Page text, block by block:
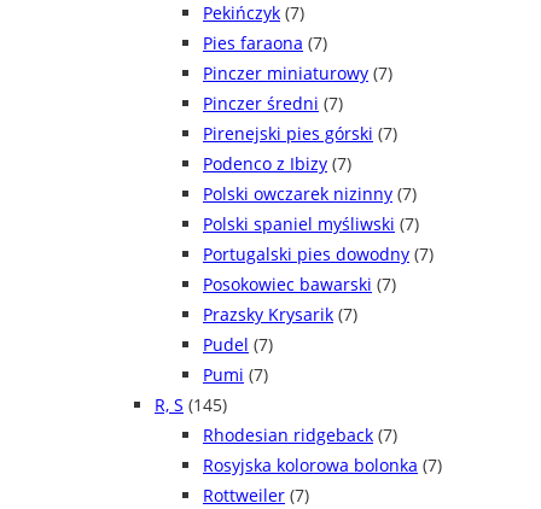
Pekińczyk (7)
Pies faraona (7)
Pinczer miniaturowy (7)
Pinczer średni (7)
Pirenejski pies górski (7)
Podenco z Ibizy (7)
Polski owczarek nizinny (7)
Polski spaniel myśliwski (7)
Portugalski pies dowodny (7)
Posokowiec bawarski (7)
Prazsky Krysarik (7)
Pudel (7)
Pumi (7)
R, S (145)
Rhodesian ridgeback (7)
Rosyjska kolorowa bolonka (7)
Rottweiler (7)